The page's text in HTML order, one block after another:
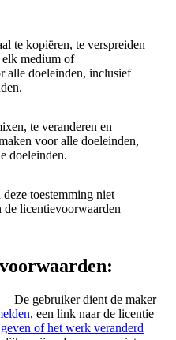
te kopiëren, te verspreiden
elk medium of
alle doeleinden, inclusief
te veranderen en
voor alle doeleinden,
doeleinden.
toestemming niet
de licentievoorwaarden
De gebruiker dient de maker
, een link naar de licentie
of het werk veranderd